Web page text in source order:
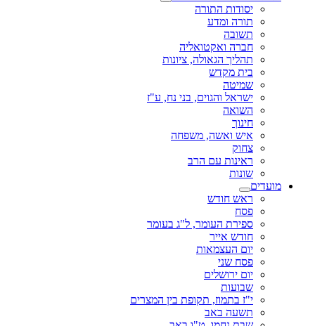
יסודות התורה
תורה ומדע
תשובה
חברה ואקטואליה
תהליך הגאולה, ציונות
בית מקדש
שמיטה
ישראל והגוים, בני נח, ע"ז
השואה
חינוך
איש ואשה, משפחה
צחוק
ראינות עם הרב
שונות
מועדים
ראש חודש
פסח
ספירת העומר, ל"ג בעומר
חודש אייר
יום העצמאות
פסח שני
יום ירושלים
שבועות
י"ז בתמוז, תקופת בין המצרים
תשעה באב